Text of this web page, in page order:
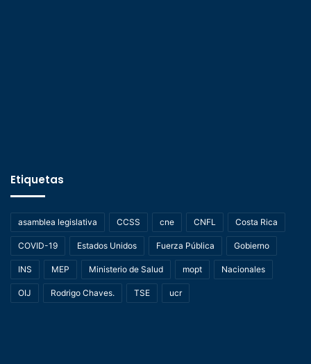
Etiquetas
asamblea legislativa CCSS cne CNFL Costa Rica
COVID-19 Estados Unidos Fuerza Pública Gobierno
INS MEP Ministerio de Salud mopt Nacionales
OIJ Rodrigo Chaves. TSE ucr